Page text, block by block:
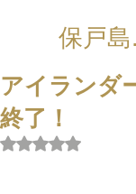
保戸
アイランダ
終了！
5つ星のうち